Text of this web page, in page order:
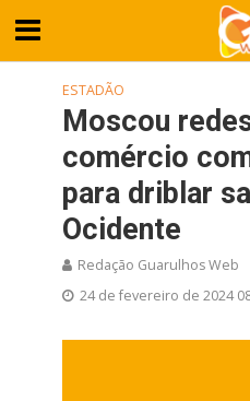
ESTADÃO
Moscou
comércio
para driblar
Ocidente
Redação Guarulhos Web
24 de fevereiro de 2024